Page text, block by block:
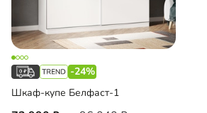
-24%
Шкаф-купе Белфаст-1